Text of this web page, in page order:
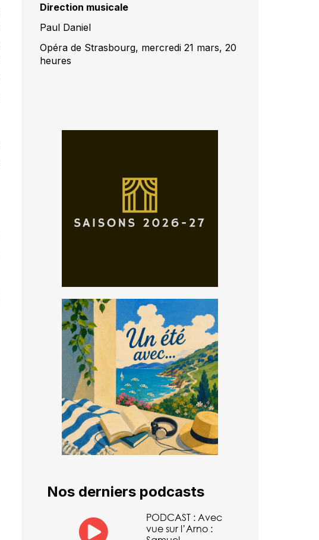
Direction musicale
Paul Daniel
Opéra de Strasbourg, mercredi 21 mars, 20
heures
Nos derniers podcasts
PODCAST : Avec
vue sur l’Arno :